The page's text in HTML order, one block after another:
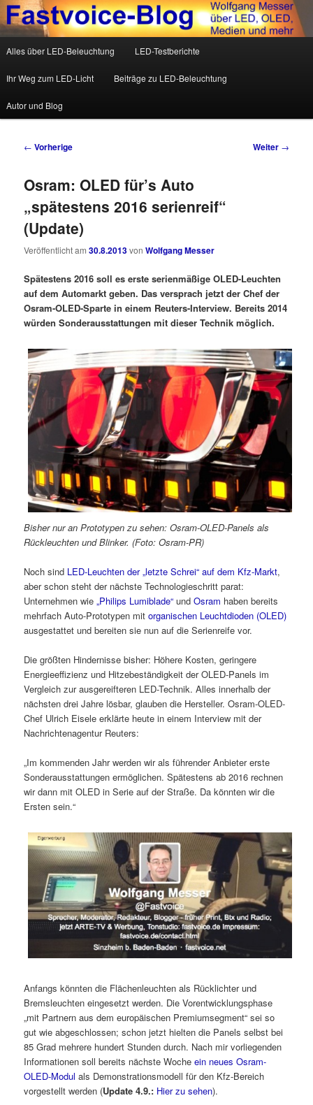
Fastvoice-Blog
Wolfgang Messer über LED, OLED, Medien und mehr
Zum Inhalt wechseln
Zum sekundären Inhalt wechseln
Alles über LED-Beleuchtung LED-Testberichte
Ihr Weg zum LED-Licht Beiträge zu LED-Beleuchtung
Autor und Blog
Beitrags-Navigation
← Vorherige Weiter →
Osram: OLED für’s Auto
„spätestens 2016 serienreif“
(Update)
Veröffentlicht am30.8.2013vonWolfgang Messer
Spätestens 2016 soll es erste serienmäßige OLED-Leuchten
auf dem Automarkt geben. Das versprach jetzt der Chef der
Osram-OLED-Sparte in einem Reuters-Interview. Bereits 2014
würden Sonderausstattungen mit dieser Technik möglich.
Bisher nur an Prototypen zu sehen: Osram-OLED-Panels als
Rückleuchten und Blinker. (Foto: Osram-PR)
Noch sind LED-Leuchten der „letzte Schrei“ auf dem Kfz-Markt,
aber schon steht der nächste Technologieschritt parat:
Unternehmen wie„Philips Lumiblade“ undOsram haben bereits
mehrfach Auto-Prototypen mitorganischen Leuchtdioden (OLED)
ausgestattet und bereiten sie nun auf die Serienreife vor.
Die größten Hindernisse bisher: Höhere Kosten, geringere
Energieeffizienz und Hitzebeständigkeit der OLED-Panels im
Vergleich zur ausgereifteren LED-Technik. Alles innerhalb der
nächsten drei Jahre lösbar, glauben die Hersteller. Osram-OLED-
Chef Ulrich Eisele erklärte heute in einem Interview mit der
Nachrichtenagentur Reuters:
„Im kommenden Jahr werden wir als führender Anbieter erste
Sonderausstattungen ermöglichen. Spätestens ab 2016 rechnen
wir dann mit OLED in Serie auf der Straße. Da könnten wir die
Ersten sein.“
Anfangs könnten die Flächenleuchten als Rücklichter und
Bremsleuchten eingesetzt werden. Die Vorentwicklungsphase
„mit Partnern aus dem europäischen Premiumsegment“ sei so
gut wie abgeschlossen; schon jetzt hielten die Panels selbst bei
85 Grad mehrere hundert Stunden durch. Nach mir vorliegenden
Informationen soll bereits nächste Wocheein neues Osram-
OLED-Modul als Demonstrationsmodell für den Kfz-Bereich
vorgestellt werden (Update 4.9.: Hier zu sehen).